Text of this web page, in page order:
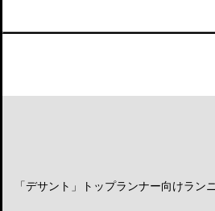
「デサント」トップランナー向けラン